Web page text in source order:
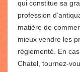
qui constitue sa
profession
matière de
mieux vendre les
réglementé. En
Chatel, tournez-